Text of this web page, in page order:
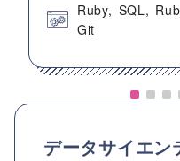
Ruby SQL
Git
データサイエン